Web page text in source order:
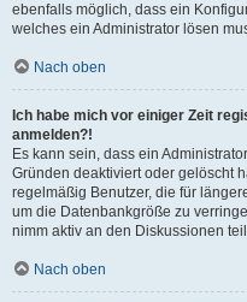
ebenfalls möglich, dass ein
welches ein Administrator lösen
Nach oben
Ich habe mich vor einiger Zeit
anmelden?!
Es kann sein, dass ein
Gründen deaktiviert oder gelöscht
regelmäßig Benutzer, die für
um die Datenbankgröße zu
nimm aktiv an den Diskussionen
Nach oben